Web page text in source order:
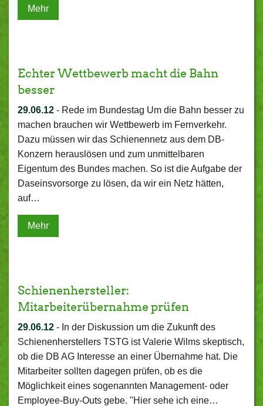
Mehr
Echter Wettbewerb macht die Bahn
besser
29.06.12 - Rede im Bundestag Um die Bahn besser zu
machen brauchen wir Wettbewerb im Fernverkehr.
Dazu müssen wir das Schienennetz aus dem DB-
Konzern herauslösen und zum unmittelbaren
Eigentum des Bundes machen. So ist die Aufgabe der
Daseinsvorsorge zu lösen, da wir ein Netz hätten,
auf…
Mehr
Schienenhersteller:
Mitarbeiterübernahme prüfen
29.06.12 - In der Diskussion um die Zukunft des
Schienenherstellers TSTG ist Valerie Wilms skeptisch,
ob die DB AG Interesse an einer Übernahme hat. Die
Mitarbeiter sollten dagegen prüfen, ob es die
Möglichkeit eines sogenannten Management- oder
Employee-Buy-Outs gebe. "Hier sehe ich eine…